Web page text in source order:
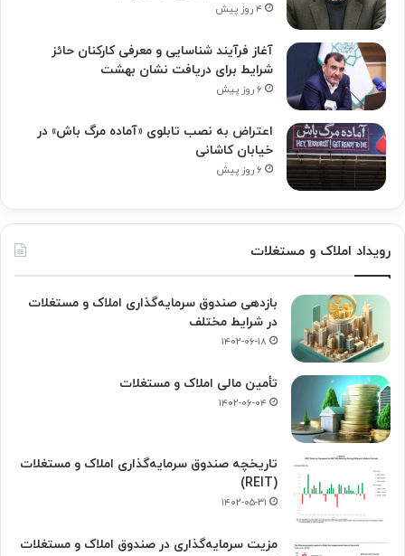
۴ روز پیش
آغاز فرآیند شناسایی و معرفی کارکنان حائز
شرایط برای دریافت نشان بهشت
۶ روز پیش
اعتراض به نصب تابلوی «آماده مرگ باش» در
خیابان کاشانی
۶ روز پیش
رویداد املاک و مستغلات
بازدهی صندوق سرمایه‌گذاری املاک و مستغلات
در شرایط مختلف
۱۴۰۲-۰۶-۱۸
تأمین مالی املاک و مستغلات
۱۴۰۲-۰۶-۰۴
تاریخچه صندوق سرمایه‌گذاری املاک و مستغلات
(REIT)
۱۴۰۲-۰۵-۳۱
مزیت سرمایه‌گذاری در صندوق املاک و مستغلات